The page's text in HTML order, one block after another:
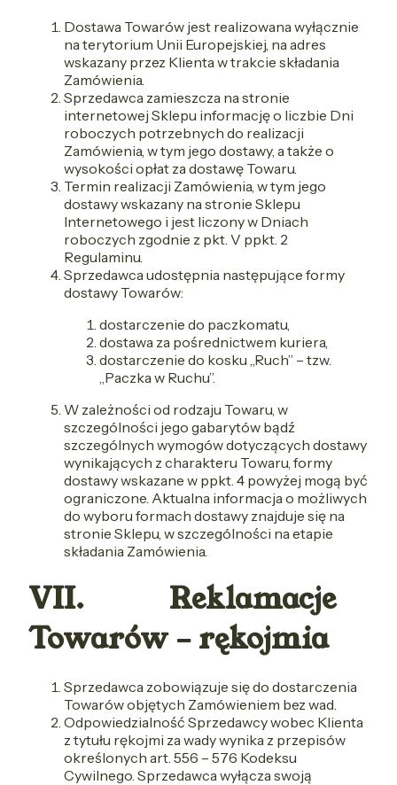
Dostawa Towarów jest realizowana wyłącznie
na terytorium Unii Europejskiej, na adres
wskazany przez Klienta w trakcie składania
Zamówienia.
Sprzedawca zamieszcza na stronie
internetowej Sklepu informację o liczbie Dni
roboczych potrzebnych do realizacji
Zamówienia, w tym jego dostawy, a także o
wysokości opłat za dostawę Towaru.
Termin realizacji Zamówienia, w tym jego
dostawy wskazany na stronie Sklepu
Internetowego i jest liczony w Dniach
roboczych zgodnie z pkt. V ppkt. 2
Regulaminu.
Sprzedawca udostępnia następujące formy
dostawy Towarów:
dostarczenie do paczkomatu,
dostawa za pośrednictwem kuriera,
dostarczenie do kosku „Ruch” – tzw.
„Paczka w Ruchu”.
W zależności od rodzaju Towaru, w
szczególności jego gabarytów bądź
szczególnych wymogów dotyczących dostawy
wynikających z charakteru Towaru, formy
dostawy wskazane w ppkt. 4 powyżej mogą być
ograniczone. Aktualna informacja o możliwych
do wyboru formach dostawy znajduje się na
stronie Sklepu, w szczególności na etapie
składania Zamówienia.
VII. Reklamacje
Towarów – rękojmia
Sprzedawca zobowiązuje się do dostarczenia
Towarów objętych Zamówieniem bez wad.
Odpowiedzialność Sprzedawcy wobec Klienta
z tytułu rękojmi za wady wynika z przepisów
określonych art. 556 – 576 Kodeksu
Cywilnego. Sprzedawca wyłącza swoją